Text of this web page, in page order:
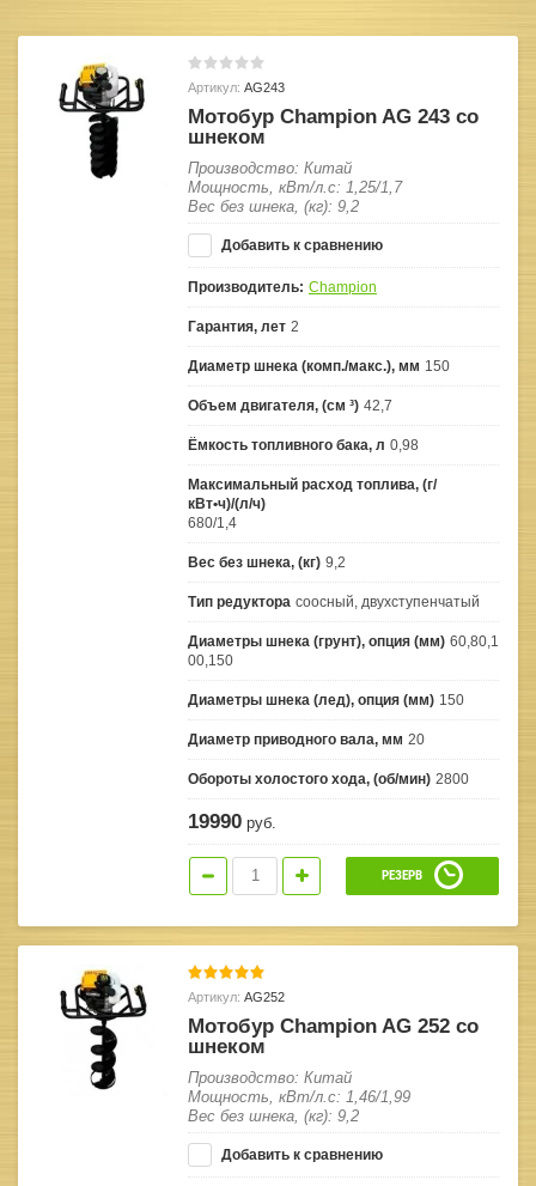
Артикул: AG243
Мотобур Champion AG 243 со
шнеком
Производство: Китай
Мощность, кВт/л.с: 1,25/1,7
Вес без шнека, (кг): 9,2
Добавить к сравнению
Производитель: Champion
Гарантия, лет 2
Диаметр шнека (комп./макс.), мм 150
Объем двигателя, (см ³) 42,7
Ёмкость топливного бака, л 0,98
Максимальный расход топлива, (г/
кВт•ч)/(л/ч)
680/1,4
Вес без шнека, (кг) 9,2
Тип редуктора соосный, двухступенчатый
Диаметры шнека (грунт), опция (мм) 60,80,1
00,150
Диаметры шнека (лед), опция (мм) 150
Диаметр приводного вала, мм 20
Обороты холостого хода, (об/мин) 2800
19990 руб.
РЕЗЕРВ
Артикул: AG252
Мотобур Champion AG 252 со
шнеком
Производство: Китай
Мощность, кВт/л.с: 1,46/1,99
Вес без шнека, (кг): 9,2
Добавить к сравнению